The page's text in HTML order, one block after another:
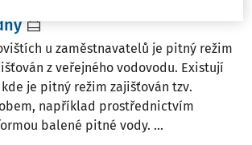
u zaměstnavatelů je pitný režim
z veřejného vodovodu. Existují
je pitný režim zajišťován tzv.
například prostřednictvím
balené pitné vody. ...